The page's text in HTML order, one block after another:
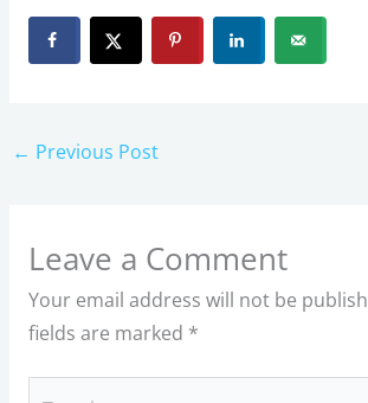
← Previous Post
Leave a Comment
Your email address will not be
fields are marked *